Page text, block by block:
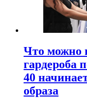
Что можно
гардероба
40
образа